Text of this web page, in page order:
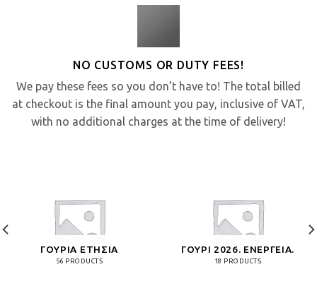
NO CUSTOMS OR DUTY FEES!
We pay these fees so you don’t have to! The total billed
at checkout is the final amount you pay, inclusive of VAT,
with no additional charges at the time of delivery!
ΓΟΎΡΙΑ ΕΤΉΣΙΑ
56 PRODUCTS
ΓΟΎΡΙ 2026. ΕΝΈΡΓΕΙΑ.
18 PRODUCTS